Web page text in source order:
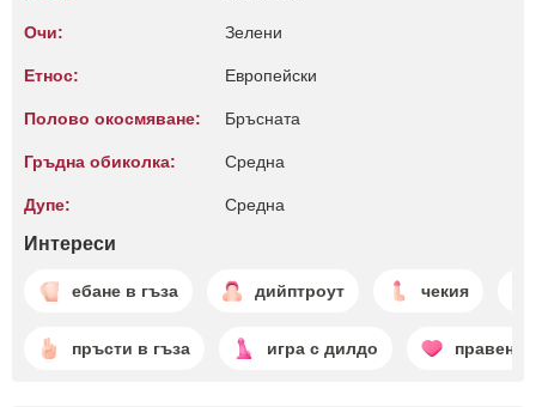
Очи: Зелени
Етнос: Европейски
Полово окосмяване: Бръсната
Гръдна обиколка: Среднa
Дупе: Среднa
Интереси
ебане в гъза дийптроут чекия
пръсти в гъза игра с дилдо правене